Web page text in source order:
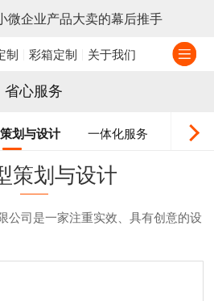
微企业产品大卖的幕后推手
制 彩箱定制 关于我们
省心服务
划与设计 一体化服务
策划与设计
公司是一家注重实效、具有创意的设